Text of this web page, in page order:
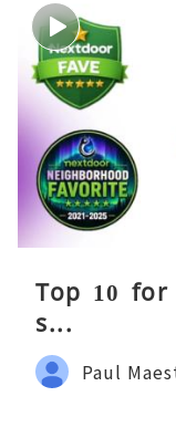
Top 10 for
s...
Paul